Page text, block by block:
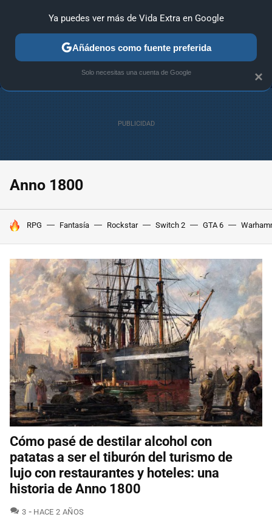
MENÚ NUEVO
GUÍAS Y TRUCOS PC SONY
Anno 1800
HOY SE HABLA DE
RPG Fantasía Rockstar Switch 2 GTA 6
Cómo pasé de destilar alcohol con
patatas a ser el tiburón del turismo de
lujo con restaurantes y hoteles: una
historia de Anno 1800
3 COMENTARIOS
HACE 2 AÑOS
×
Ya puedes ver más de Vida Extra en Google
Añádenos como fuente preferida
Solo necesitas una cuenta de Google